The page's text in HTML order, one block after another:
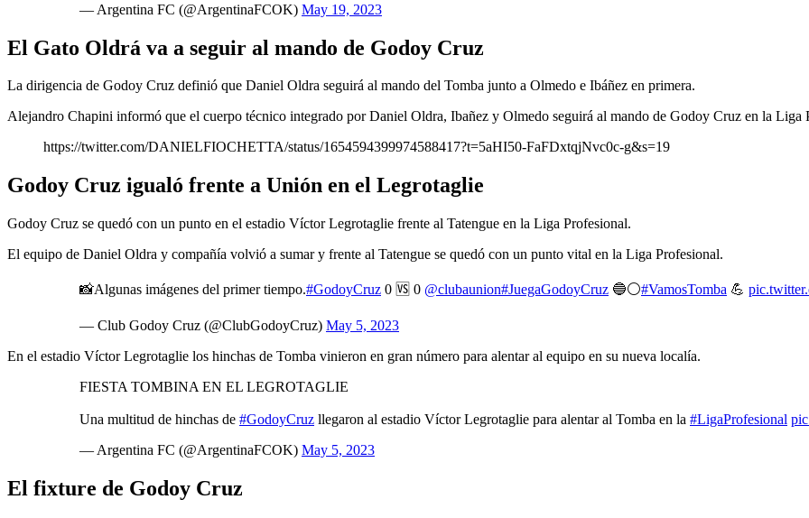
— Argentina FC (@ArgentinaFCOK) May 19, 2023
El Gato Oldrá va a seguir al mando de Godoy Cruz
La dirigencia de Godoy Cruz definió que Daniel Oldra seguirá al mando del Tomba junto a Olmedo e Ibáñez en primera.
Alejandro Chapini informó que el cuerpo técnico integrado por Daniel Oldra, Ibañez y Olmedo seguirá al mando de Godoy Cruz en la Liga
https://twitter.com/DANIELFIOCHETTA/status/1654594399974588417?t=5aHI50-FaFDxtqjNvc0c-g&s=19
Godoy Cruz igualó frente a Unión en el Legrotaglie
Godoy Cruz se quedó con un punto en el estadio Víctor Legrotaglie frente al Tatengue en la Liga Profesional.
El equipo de Daniel Oldra y compañía volvió a sumar y frente al Tatengue se quedó con un punto vital en la Liga Profesional.
📸Algunas imágenes del primer tiempo.#GodoyCruz 0 🆚 0 @clubaunion#JuegaGodoyCruz 🔵⚪#VamosTomba 💪
— Club Godoy Cruz (@ClubGodoyCruz) May 5, 2023
En el estadio Víctor Legrotaglie los hinchas de Tomba vinieron en gran número para alentar al equipo en su nueva localía.
FIESTA TOMBINA EN EL LEGROTAGLIE
Una multitud de hinchas de #GodoyCruz llegaron al estadio Víctor Legrotaglie para alentar al Tomba en la #LigaProfesional
— Argentina FC (@ArgentinaFCOK) May 5, 2023
El fixture de Godoy Cruz